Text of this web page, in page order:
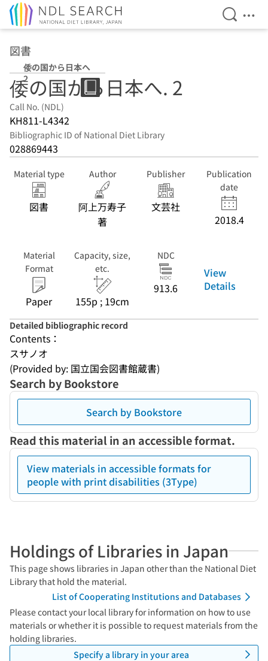
Open
図書
倭の国から日本へ
2
倭の国から日本へ. 2
Call No. (NDL)
KH811-L4342
Bibliographic ID of National Diet Library
028869443
Material type
図書
Author
阿上万寿子
著
Publisher
文芸社
Publication
date
2018.4
Material
Format
Paper
Capacity, size,
etc.
155p ; 19cm
NDC
913.6
View
Details
Detailed bibliographic record
Contents：
スサノオ
(Provided by: 国立国会図書館蔵書)
Search by Bookstore
Search by Bookstore
Read this material in an accessible format.
View materials in accessible formats for
people with print disabilities (3Type)
Holdings of Libraries in Japan
This page shows libraries in Japan other than the National Diet
Library that hold the material.
List of Cooperating Institutions and Databases
Please contact your local library for information on how to use
materials or whether it is possible to request materials from the
holding libraries.
Specify a library in your area